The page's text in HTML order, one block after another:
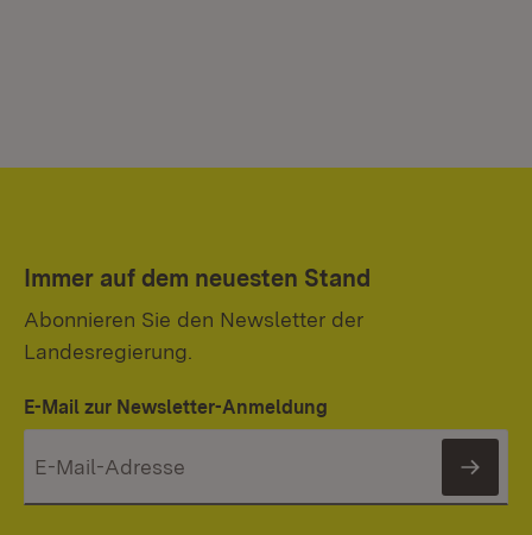
Immer auf dem neuesten Stand
Abonnieren Sie den Newsletter der
Landesregierung.
E-Mail zur Newsletter-Anmeldung